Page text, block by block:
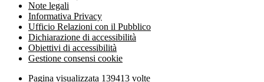
Note legali
Informativa Privacy
Ufficio Relazioni con il Pubblico
Dichiarazione di accessibilità
Obiettivi di accessibilità
Gestione consensi cookie
Pagina visualizzata 139413 volte